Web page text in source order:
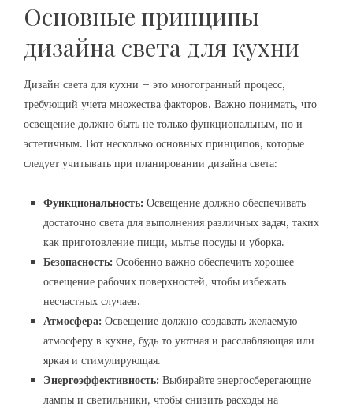
Основные принципы
дизайна света для кухни
Дизайн света для кухни – это многогранный процесс,
требующий учета множества факторов. Важно понимать, что
освещение должно быть не только функциональным, но и
эстетичным. Вот несколько основных принципов, которые
следует учитывать при планировании дизайна света:
Функциональность: Освещение должно обеспечивать
достаточно света для выполнения различных задач, таких
как приготовление пищи, мытье посуды и уборка.
Безопасность: Особенно важно обеспечить хорошее
освещение рабочих поверхностей, чтобы избежать
несчастных случаев.
Атмосфера: Освещение должно создавать желаемую
атмосферу в кухне, будь то уютная и расслабляющая или
яркая и стимулирующая.
Энергоэффективность: Выбирайте энергосберегающие
лампы и светильники, чтобы снизить расходы на